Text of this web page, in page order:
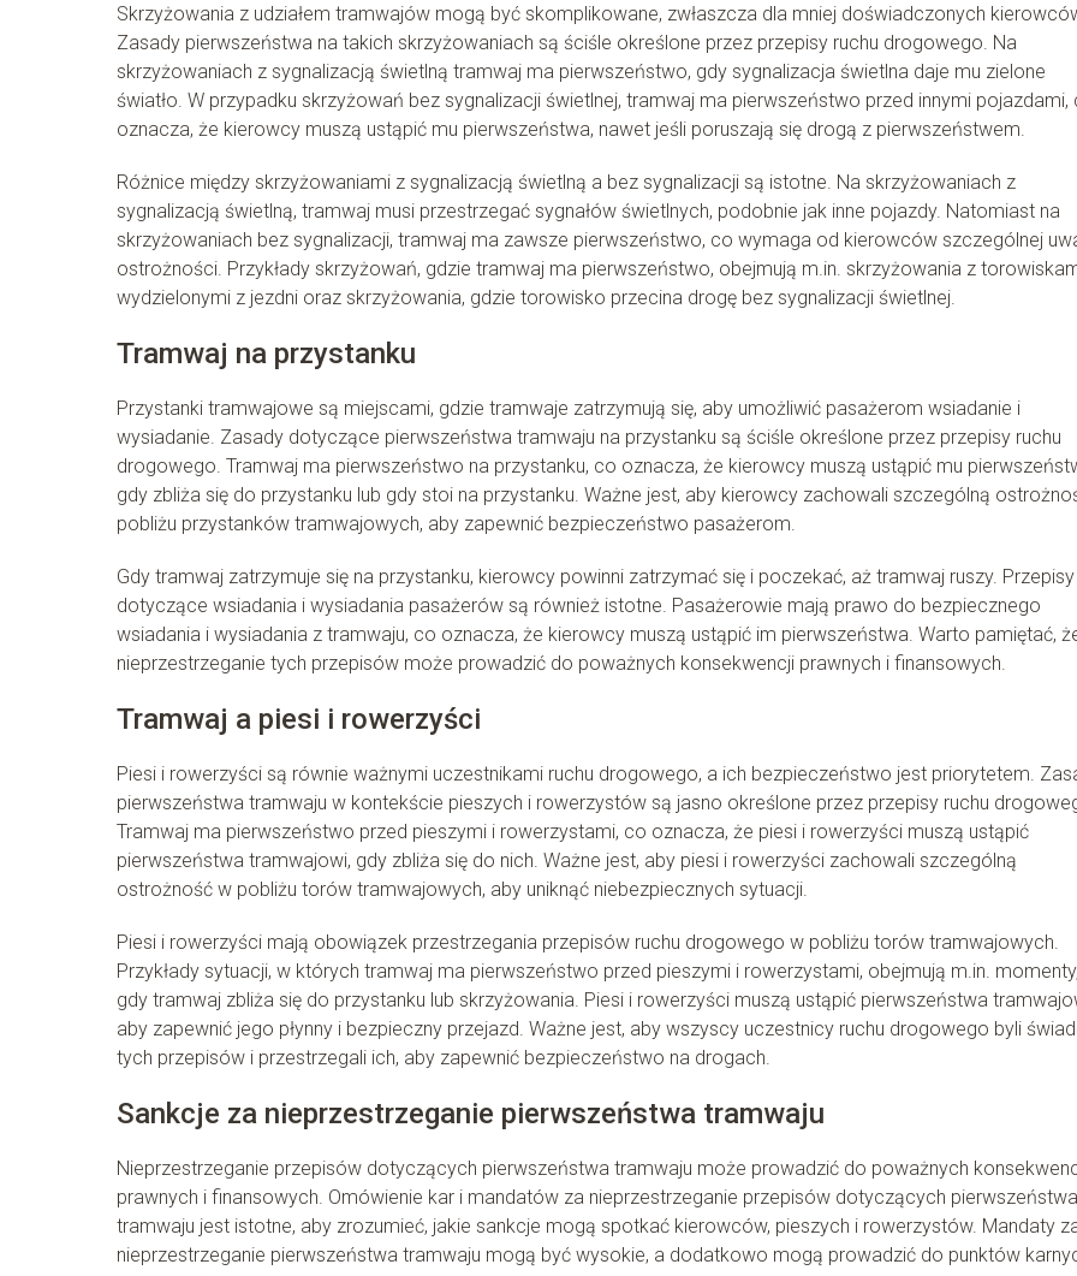
Skrzyżowania z udziałem tramwajów mogą być skomplikowane, zwłaszcza dla mniej doświadczonych
Zasady pierwszeństwa na takich skrzyżowaniach są ściśle określone przez przepisy ruchu drogowego. Na
skrzyżowaniach z sygnalizacją świetlną tramwaj ma pierwszeństwo, gdy sygnalizacja świetlna daje mu zielone
światło. W przypadku skrzyżowań bez sygnalizacji świetlnej, tramwaj ma pierwszeństwo przed innymi pojazdami,
oznacza, że kierowcy muszą ustąpić mu pierwszeństwa, nawet jeśli poruszają się drogą z pierwszeństwem.
Różnice między skrzyżowaniami z sygnalizacją świetlną a bez sygnalizacji są istotne. Na skrzyżowaniach z
sygnalizacją świetlną, tramwaj musi przestrzegać sygnałów świetlnych, podobnie jak inne pojazdy. Natomiast na
skrzyżowaniach bez sygnalizacji, tramwaj ma zawsze pierwszeństwo, co wymaga od kierowców szczególnej
ostrożności. Przykłady skrzyżowań, gdzie tramwaj ma pierwszeństwo, obejmują m.in. skrzyżowania z
wydzielonymi z jezdni oraz skrzyżowania, gdzie torowisko przecina drogę bez sygnalizacji świetlnej.
Tramwaj na przystanku
Przystanki tramwajowe są miejscami, gdzie tramwaje zatrzymują się, aby umożliwić pasażerom wsiadanie i
wysiadanie. Zasady dotyczące pierwszeństwa tramwaju na przystanku są ściśle określone przez przepisy ruchu
drogowego. Tramwaj ma pierwszeństwo na przystanku, co oznacza, że kierowcy muszą ustąpić mu
gdy zbliża się do przystanku lub gdy stoi na przystanku. Ważne jest, aby kierowcy zachowali szczególną
pobliżu przystanków tramwajowych, aby zapewnić bezpieczeństwo pasażerom.
Gdy tramwaj zatrzymuje się na przystanku, kierowcy powinni zatrzymać się i poczekać, aż tramwaj ruszy. Przepisy
dotyczące wsiadania i wysiadania pasażerów są również istotne. Pasażerowie mają prawo do bezpiecznego
wsiadania i wysiadania z tramwaju, co oznacza, że kierowcy muszą ustąpić im pierwszeństwa. Warto pamiętać,
nieprzestrzeganie tych przepisów może prowadzić do poważnych konsekwencji prawnych i finansowych.
Tramwaj a piesi i rowerzyści
Piesi i rowerzyści są równie ważnymi uczestnikami ruchu drogowego, a ich bezpieczeństwo jest priorytetem.
pierwszeństwa tramwaju w kontekście pieszych i rowerzystów są jasno określone przez przepisy ruchu
Tramwaj ma pierwszeństwo przed pieszymi i rowerzystami, co oznacza, że piesi i rowerzyści muszą ustąpić
pierwszeństwa tramwajowi, gdy zbliża się do nich. Ważne jest, aby piesi i rowerzyści zachowali szczególną
ostrożność w pobliżu torów tramwajowych, aby uniknąć niebezpiecznych sytuacji.
Piesi i rowerzyści mają obowiązek przestrzegania przepisów ruchu drogowego w pobliżu torów tramwajowych.
Przykłady sytuacji, w których tramwaj ma pierwszeństwo przed pieszymi i rowerzystami, obejmują m.in. momenty,
gdy tramwaj zbliża się do przystanku lub skrzyżowania. Piesi i rowerzyści muszą ustąpić pierwszeństwa
aby zapewnić jego płynny i bezpieczny przejazd. Ważne jest, aby wszyscy uczestnicy ruchu drogowego byli
tych przepisów i przestrzegali ich, aby zapewnić bezpieczeństwo na drogach.
Sankcje za nieprzestrzeganie pierwszeństwa tramwaju
Nieprzestrzeganie przepisów dotyczących pierwszeństwa tramwaju może prowadzić do poważnych
prawnych i finansowych. Omówienie kar i mandatów za nieprzestrzeganie przepisów dotyczących pierwszeństwa
tramwaju jest istotne, aby zrozumieć, jakie sankcje mogą spotkać kierowców, pieszych i rowerzystów. Mandaty
nieprzestrzeganie pierwszeństwa tramwaju mogą być wysokie, a dodatkowo mogą prowadzić do punktów